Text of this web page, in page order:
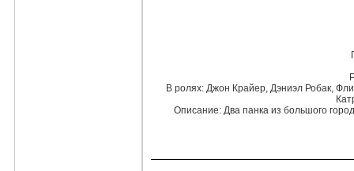
В ролях: Джон Крайер, Дэниэл Робак,
Описание: Два панка из большого